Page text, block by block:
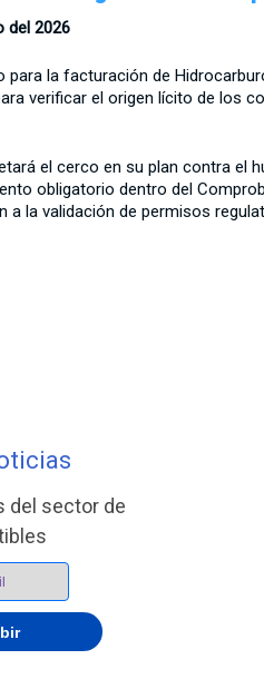
del 2026
para la facturación de
verificar el origen lícito de los
el cerco en su plan contra el
obligatorio dentro del
a la validación de permisos
del sector de